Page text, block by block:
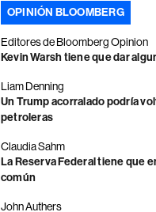
OPINIÓN BLOOMBERG
Editores de Bloomberg Opinion
Kevin Warsh tiene que dar
Liam Denning
Un Trump acorralado podría
petroleras
Claudia Sahm
La Reserva Federal tiene que
común
John Authers